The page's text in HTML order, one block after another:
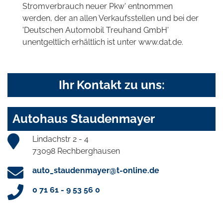
Stromverbrauch neuer Pkw' entnommen
werden, der an allen Verkaufsstellen und bei der
'Deutschen Automobil Treuhand GmbH'
unentgeltlich erhältlich ist unter www.dat.de.
Ihr Kontakt zu uns:
Autohaus Staudenmayer
Lindachstr 2 - 4
73098 Rechberghausen
auto_staudenmayer@t-online.de
0 71 61 - 9 53 56 0